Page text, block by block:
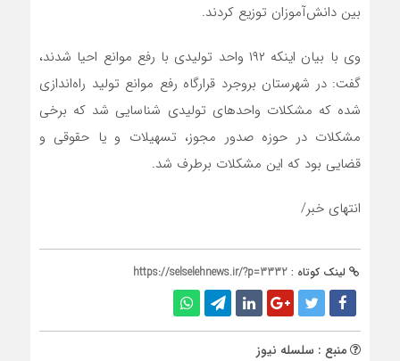
بین دانش‌آموزان توزیع کردند.
وی با بیان اینکه ۱۹۲ واحد تولیدی با رفع موانع احیا شدند،
گفت: در شهرستان بروجرد قرارگاه رفع موانع تولید راه‌اندازی
شده که مشکلات واحدهای تولیدی شناسایی شد که برخی
مشکلات در حوزه صدور مجوز، تسهیلات و یا حقوقی و
قضایی بود که این مشکلات برطرف شد.
انتهای‌ خبر/
لینک کوتاه : https://selselehnews.ir/?p=3332
منبع : سلسله نیوز